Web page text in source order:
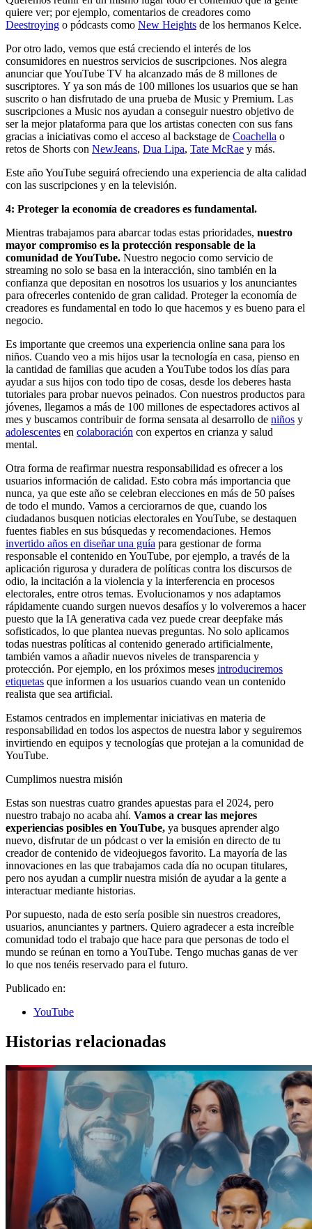
quiere ver; por ejemplo, comentarios de creadores como
Deestroying o pódcasts como New Heights de los hermanos Kelce.
Por otro lado, vemos que está creciendo el interés de los
consumidores en nuestros servicios de suscripciones. Nos alegra
anunciar que YouTube TV ha alcanzado más de 8 millones de
suscriptores. Y ya son más de 100 millones los usuarios que se han
suscrito o han disfrutado de una prueba de Music y Premium. Las
suscripciones a Music nos ayudan a conseguir nuestro objetivo de
ser la mejor plataforma para que los artistas conecten con sus fans
gracias a iniciativas como el acceso al backstage de Coachella o
retos de Shorts con NewJeans, Dua Lipa, Tate McRae y más.
Este año YouTube seguirá ofreciendo una experiencia de alta calidad
con las suscripciones y en la televisión.
4: Proteger la economía de creadores es fundamental.
Mientras trabajamos para abarcar todas estas prioridades, nuestro
mayor compromiso es la protección responsable de la
comunidad de YouTube. Nuestro negocio como servicio de
streaming no solo se basa en la interacción, sino también en la
confianza que depositan en nosotros los usuarios y los anunciantes
para ofrecerles contenido de gran calidad. Proteger la economía de
creadores es fundamental en todo lo que hacemos y es bueno para el
negocio.
Es importante que creemos una experiencia online sana para los
niños. Cuando veo a mis hijos usar la tecnología en casa, pienso en
la cantidad de familias que acuden a YouTube todos los días para
ayudar a sus hijos con todo tipo de cosas, desde los deberes hasta
tutoriales para probar nuevos peinados. Con nuestros productos para
jóvenes, llegamos a más de 100 millones de espectadores activos al
mes y buscamos contribuir de forma sensata al desarrollo de niños y
adolescentes en colaboración con expertos en crianza y salud
mental.
Otra forma de reafirmar nuestra responsabilidad es ofrecer a los
usuarios información de calidad. Esto cobra más importancia que
nunca, ya que este año se celebran elecciones en más de 50 países
de todo el mundo. Vamos a cerciorarnos de que, cuando los
ciudadanos busquen noticias electorales en YouTube, se destaquen
fuentes fiables en sus búsquedas y recomendaciones. Hemos
invertido años en diseñar una guía para gestionar de forma
responsable el contenido en YouTube, por ejemplo, a través de la
aplicación rigurosa y duradera de políticas contra los discursos de
odio, la incitación a la violencia y la interferencia en procesos
electorales, entre otros temas. Evolucionamos y nos adaptamos
rápidamente cuando surgen nuevos desafíos y lo volveremos a hacer
puesto que la IA generativa cada vez puede crear deepfake más
sofisticados, lo que plantea nuevas preguntas. No solo aplicamos
todas nuestras políticas al contenido generado artificialmente,
también vamos a añadir nuevos niveles de transparencia y
protección. Por ejemplo, en los próximos meses introduciremos
etiquetas que informen a los usuarios cuando vean un contenido
realista que sea artificial.
Estamos centrados en implementar iniciativas en materia de
responsabilidad en todos los aspectos de nuestra labor y seguiremos
invirtiendo en equipos y tecnologías que protejan a la comunidad de
YouTube.
Cumplimos nuestra misión
Estas son nuestras cuatro grandes apuestas para el 2024, pero
nuestro trabajo no acaba ahí. Vamos a crear las mejores
experiencias posibles en YouTube, ya busques aprender algo
nuevo, disfrutar de un pódcast o ver la emisión en directo de tu
creador de contenido de videojuegos favorito. La mayoría de las
innovaciones en las que trabajamos cada día no ocupan titulares,
pero nos ayudan a cumplir nuestra misión de ayudar a la gente a
interactuar mediante historias.
Por supuesto, nada de esto sería posible sin nuestros creadores,
usuarios, anunciantes y partners. Quiero agradecer a esta increíble
comunidad todo el trabajo que hace para que personas de todo el
mundo se reúnan en torno a YouTube. Tengo muchas ganas de ver
lo que nos tenéis reservado para el futuro.
Publicado en:
YouTube
Historias relacionadas